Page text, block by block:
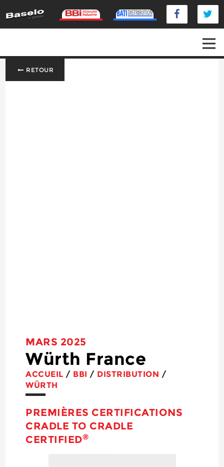
RETOUR
MARS 2025
Würth France
ACCUEIL / BBI / DISTRIBUTION /
WÜRTH
PREMIÈRES CERTIFICATIONS
CRADLE TO CRADLE
CERTIFIED®